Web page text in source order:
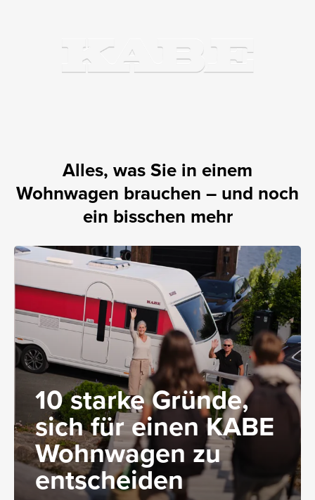
Alles, was Sie in einem
Wohnwagen brauchen – und noch
ein bisschen mehr
10 starke Gründe,
sich für einen KABE
Wohnwagen zu
entscheiden